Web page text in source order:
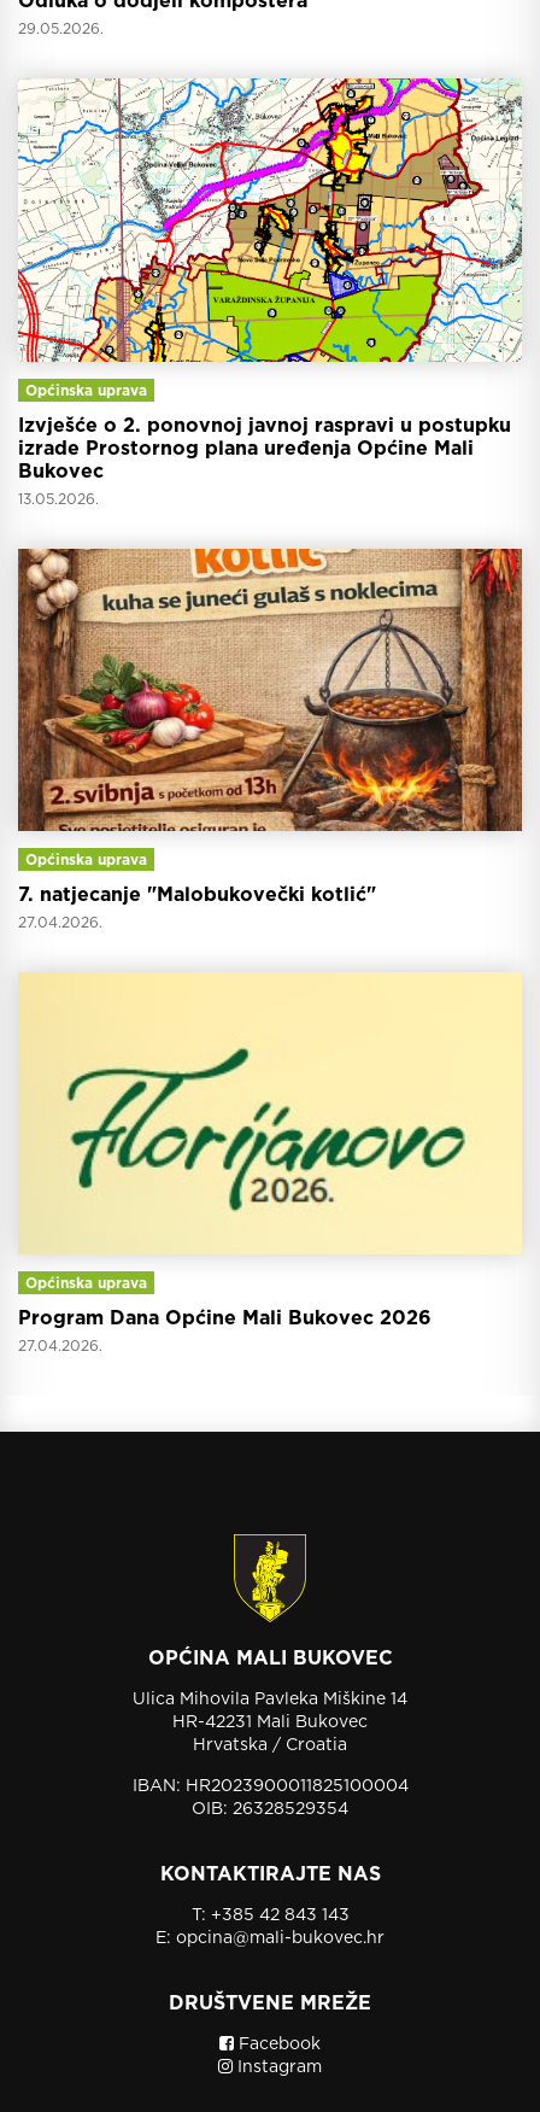
29.05.2026.
Općinska uprava
Izvješće o 2. ponovnoj javnoj raspravi u postupku
izrade Prostornog plana uređenja Općine Mali
Bukovec
13.05.2026.
Općinska uprava
7. natjecanje "Malobukovečki kotlić"
27.04.2026.
Općinska uprava
Program Dana Općine Mali Bukovec 2026
27.04.2026.
OPĆINA MALI BUKOVEC
Ulica Mihovila Pavleka Miškine 14
HR-42231 Mali Bukovec
Hrvatska / Croatia
IBAN: HR2023900011825100004
OIB: 26328529354
KONTAKTIRAJTE NAS
T: +385 42 843 143
E: opcina@mali-bukovec.hr
DRUŠTVENE MREŽE
Facebook
Instagram